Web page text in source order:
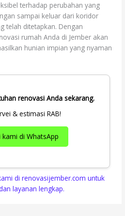
terhadap perubahan yang
sampai keluar dari koridor
telah ditetapkan. Dengan
rumah Anda di Jember akan
hunian impian yang nyaman
renovasi Anda sekarang.
& estimasi RAB!
kami di WhatsApp
di renovasijember.com untuk
layanan lengkap.